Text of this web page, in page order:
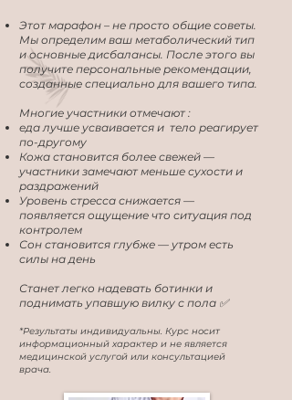
Этот марафон – не просто общие советы.
Мы определим ваш метаболический тип
и основные дисбалансы. После этого вы
получите персональные рекомендации,
созданные специально для вашего типа.
Многие участники отмечают :
еда лучше усваивается и тело реагирует
по-другому
Кожа становится более свежей —
участники замечают меньше сухости и
раздражений
Уровень стресса снижается —
появляется ощущение что ситуация под
контролем
Сон становится глубже — утром есть
силы на день
Станет легко надевать ботинки и
поднимать упавшую вилку с пола ✅
*Результаты индивидуальны. Курс носит
информационный характер и не является
медицинской услугой или консультацией
врача.